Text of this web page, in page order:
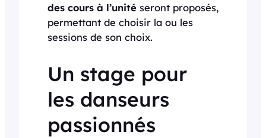
des cours à l’unité seront proposés,
permettant de choisir la ou les
sessions de son choix.
Un stage pour
les danseurs
passionnés